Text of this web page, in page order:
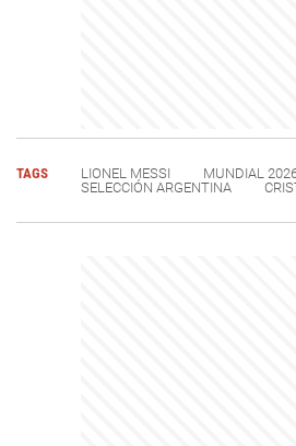
TAGS LIONEL MESSI
MUNDIAL
SELECCIÓN ARGENTINA